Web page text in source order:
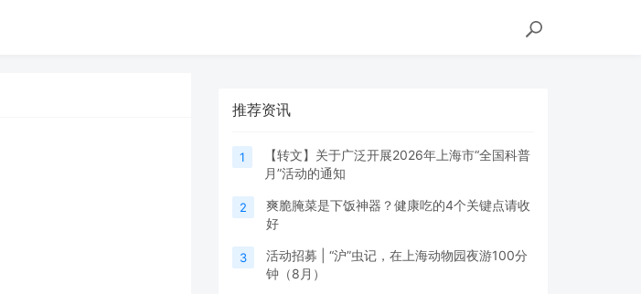
推荐资讯
1
【转文】关于广泛开展2026年上海市“全国科普
月”活动的通知
2
爽脆腌菜是下饭神器？健康吃的4个关键点请收
好
3
活动招募 | “沪”虫记，在上海动物园夜游100分
钟（8月）